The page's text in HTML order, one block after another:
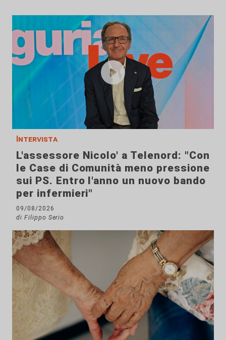
Intervista
L'assessore Nicolo' a Telenord: "Con
le Case di Comunità meno pressione
sui PS. Entro l'anno un nuovo bando
per infermieri"
09/08/2026
di Filippo Serio